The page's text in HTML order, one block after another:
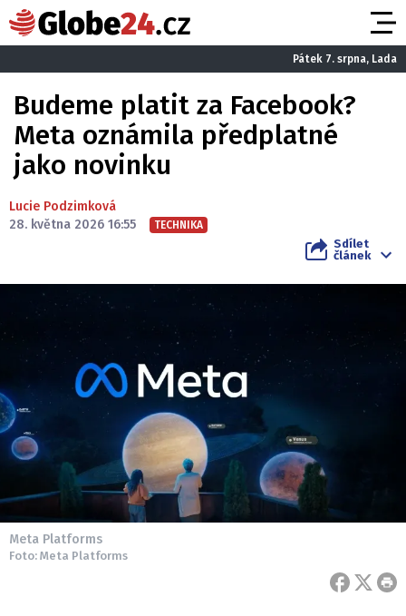
Pátek 7. srpna, Lada
Budeme platit za Facebook?
Meta oznámila předplatné
jako novinku
Lucie Podzimková
28. května 2026 16:55
TECHNIKA
Sdílet
článek
Meta Platforms
Foto: Meta Platforms